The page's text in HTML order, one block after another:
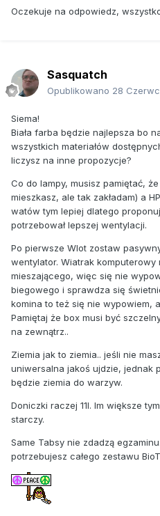
Oczekuje na odpowiedz,
Sasquatch
Opublikowano 28
Siema!
Biała farba będzie najlepsza bo
wszystkich materiałów
liczysz na inne propozycje?
Co do lampy, musisz pamiętać,
mieszkasz, ale tak zakładam) a
watów tym lepiej dlatego
potrzebował lepszej wentylacji.
Po pierwsze Wlot zostaw
wentylator. Wiatrak
mieszającego, więc się nie
biegowego i sprawdza się
komina to też się nie wypowiem,
Pamiętaj że box musi być
na zewnątrz..
Ziemia jak to ziemia.. jeśli nie
uniwersalna jakoś ujdzie, jednak
będzie ziemia do warzyw.
Doniczki raczej 11l. Im większe
starczy.
Same Tabsy nie zdadzą
potrzebujesz całego zestawu